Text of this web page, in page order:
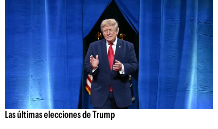
Las últimas elecciones de Trump